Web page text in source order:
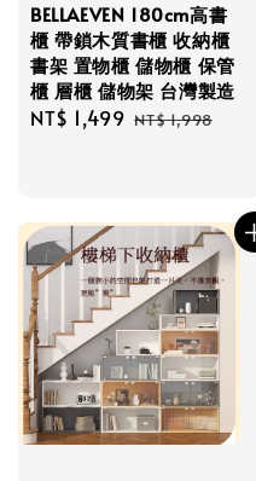
BELLAEVEN 180cm高書
櫃 帶鎖木質書櫃 收納櫃
書架 置物櫃 儲物櫃 保管
櫃 層櫃 儲物架 台灣製造
Sale
NT$ 1,499 Regular
NT$ 1,998